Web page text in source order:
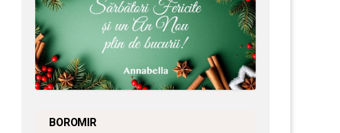
BOROMIR